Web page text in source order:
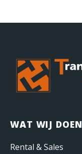
WAT WIJ DOEN
Rental & Sales